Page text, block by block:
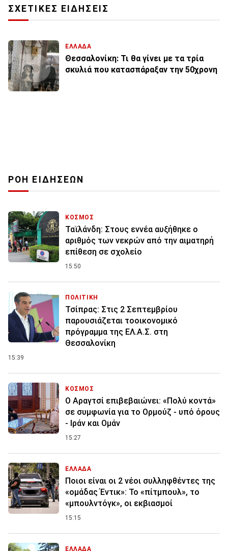
ΣΧΕΤΙΚΕΣ ΕΙΔΗΣΕΙΣ
ΕΛΛΑΔΑ
Θεσσαλονίκη: Τι θα γίνει με τα τρία
σκυλιά που κατασπάραξαν την 50χρονη
ΡΟΗ ΕΙΔΗΣΕΩΝ
ΚΟΣΜΟΣ
Ταϊλάνδη: Στους εννέα αυξήθηκε ο
αριθμός των νεκρών από την αιματηρή
επίθεση σε σχολείο
15:50
ΠΟΛΙΤΙΚΗ
Τσίπρας: Στις 2 Σεπτεμβρίου
παρουσιάζεται τοοικονομικό
πρόγραμμα της ΕΛ.Α.Σ. στη
Θεσσαλονίκη
15:39
ΚΟΣΜΟΣ
Ο Αραγτσί επιβεβαιώνει: «Πολύ κοντά»
σε συμφωνία για το Ορμούζ - υπό όρους
- Ιράν και Ομάν
15:27
ΕΛΛΑΔΑ
Ποιοι είναι οι 2 νέοι συλληφθέντες της
«ομάδας Έντικ»: Το «πίτμπουλ», το
«μπουλντόγκ», οι εκβιασμοί
15:15
ΕΛΛΑΔΑ